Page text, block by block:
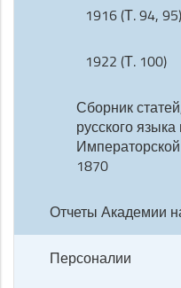
1916 (Т. 94, 95)
1922 (Т. 100)
Сборник
русского
1870
Отчеты Академии
Персоналии